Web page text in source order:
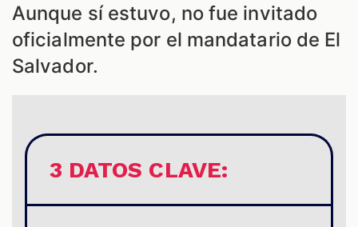
Aunque sí estuvo, no fue invitado
oficialmente por el mandatario de El
Salvador.
3 DATOS CLAVE: